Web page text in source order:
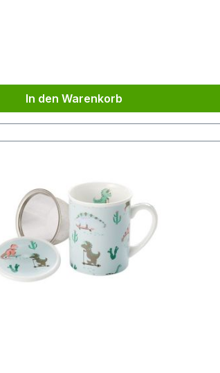
In den Warenkorb